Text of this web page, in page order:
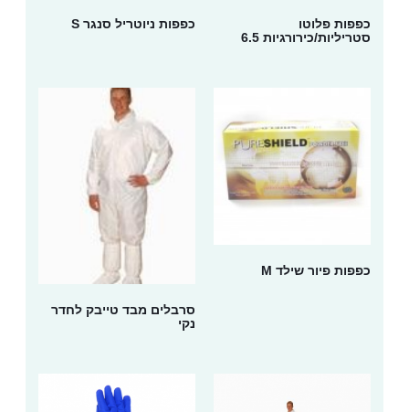
כפפות פלוטו
סטריליות/כירורגיות 6.5
כפפות ניוטריל סנגר S
כפפות פיור שילד M
סרבלים מבד טייבק לחדר
נקי